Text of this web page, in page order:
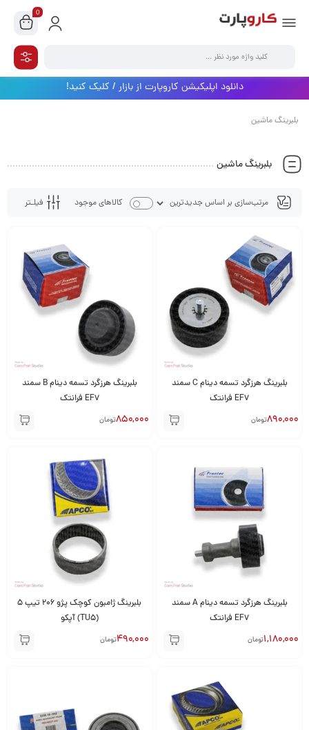
0
دانلود اپلیکیشن کاروپارت از بازار / کلیک کنید!
بلبرینگ ماشین
بلبرینگ ماشین
فیلـتر کالاهای موجود
بلبرینگ هرزگرد تسمه دینام C سمند
EF7 فرانتک
890,000تومان
بلبرینگ هرزگرد تسمه دینام B سمند
EF7 فرانتک
850,000تومان
بلبرینگ هرزگرد تسمه دینام A سمند
EF7 فرانتک
1,180,000تومان
بلبرینگ ژامبون کوچک پژو 206 تیپ 5
(TU5) آپکو
490,000تومان